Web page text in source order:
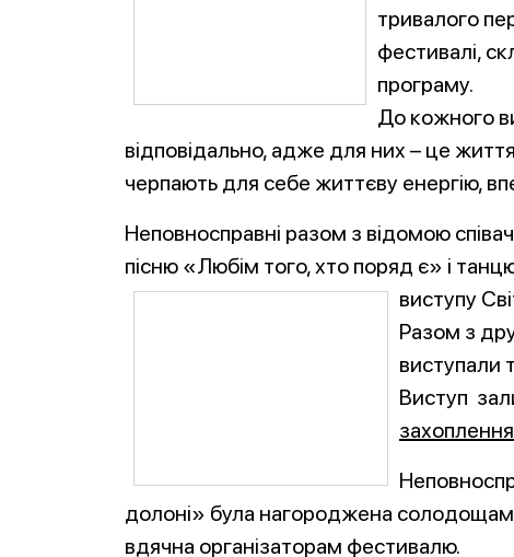
тривалого
фестивалі,
програму.
До кожного
відповідально, адже для них – це
черпають для себе життєву енергію,
Неповносправні разом з відомою
пісню «Любім того, хто поряд є» і
виступу
Разом з
виступали
Виступ
долоні» була нагороджена
вдячна організаторам фестивалю.